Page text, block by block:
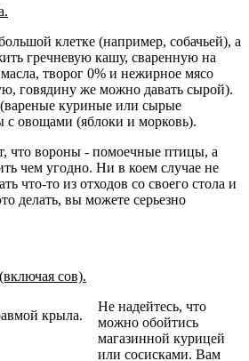
клетке (например, собачьей), а
гречневую кашу, сваренную на
творог 0% и нежирное мясо
говядину же можно давать сырой).
куриные или сырые
с овощами (яблоки и морковь).
что вороны - помоечные птицы, а
чем угодно. Ни в коем случае не
что-то из отходов со своего стола и
делать, вы можете серьезно
сов).
Не надейтесь, что
можно обойтись
магазинной курицей
или сосисками. Вам